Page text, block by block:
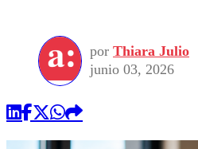
por Thiara Julio
junio 03, 2026